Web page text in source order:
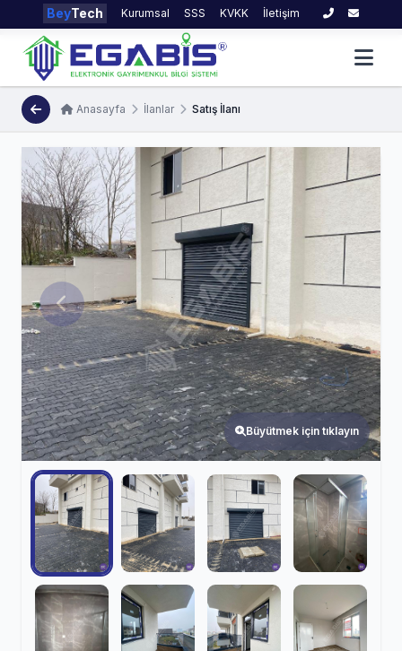
BeyTech Kurumsal SSS KVKK İletişim
Anasayfa İlanlar Satış İlanı
Büyütmek için tıklayın